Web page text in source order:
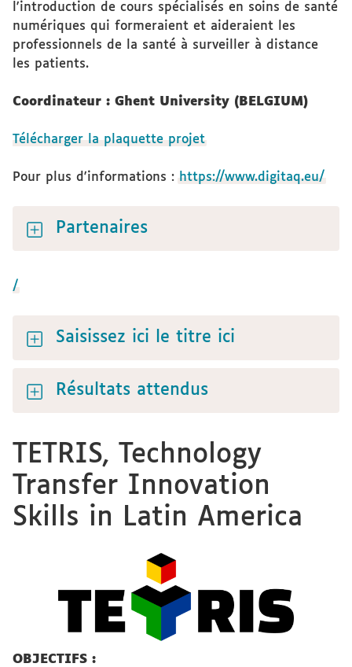
l'introduction de cours spécialisés en soins de santé
numériques qui formeraient et aideraient les
professionnels de la santé à surveiller à distance
les patients.
Coordinateur : Ghent University (BELGIUM)
Télécharger la plaquette projet
Pour plus d'informations : https://www.digitaq.eu/
Partenaires
/
Saisissez ici le titre ici
Résultats attendus
TETRIS, Technology
Transfer Innovation
Skills in Latin America
OBJECTIFS :